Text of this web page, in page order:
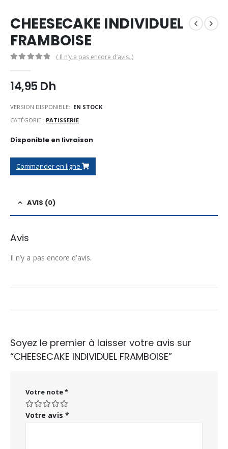
CHEESECAKE INDIVIDUEL
FRAMBOISE
( Il n’y a pas encore d’avis. )
14,95Dh
VERSION DISPONIBLE:: EN STOCK
CATÉGORIE : PATISSERIE
Disponible en livraison
Commander en ligne
AVIS (0)
Avis
Il n’y a pas encore d’avis.
Soyez le premier à laisser votre avis sur
“CHEESECAKE INDIVIDUEL FRAMBOISE”
Votre note*
Votre avis *